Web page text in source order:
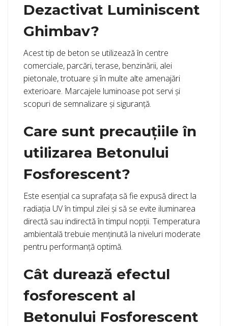
Dezactivat Luminiscent
Ghimbav?
Acest tip de beton se utilizează în centre
comerciale, parcări, terase, benzinării, alei
pietonale, trotuare și în multe alte amenajări
exterioare. Marcajele luminoase pot servi și
scopuri de semnalizare și siguranță.
Care sunt precauțiile în
utilizarea Betonului
Fosforescent?
Este esențial ca suprafața să fie expusă direct la
radiația UV în timpul zilei și să se evite iluminarea
directă sau indirectă în timpul nopții. Temperatura
ambientală trebuie menținută la niveluri moderate
pentru performanță optimă.
Cât durează efectul
fosforescent al
Betonului Fosforescent